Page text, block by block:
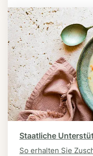
Staatliche
So erhalten Sie